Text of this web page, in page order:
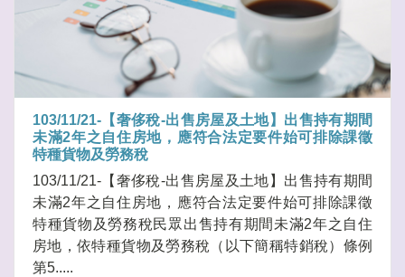
103/11/21-【奢侈稅-出售房屋及土地】出售持有期間
未滿2年之自住房地，應符合法定要件始可排除課徵
特種貨物及勞務稅
103/11/21-【奢侈稅-出售房屋及土地】出售持有期間
未滿2年之自住房地，應符合法定要件始可排除課徵
特種貨物及勞務稅民眾出售持有期間未滿2年之自住
房地，依特種貨物及勞務稅（以下簡稱特銷稅）條例
第5.....